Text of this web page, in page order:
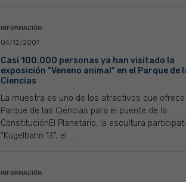
INFORMACIÓN:
04/12/2007
Casi 100.000 personas ya han visitado la
exposición "Veneno animal" en el Parque de
Ciencias
La muestra es uno de los atractivos que ofrece
Parque de las Ciencias para el puente de la
ConstituciónEl Planetario, la escultura
"Kugelbahn 13", el ...
INFORMACIÓN: